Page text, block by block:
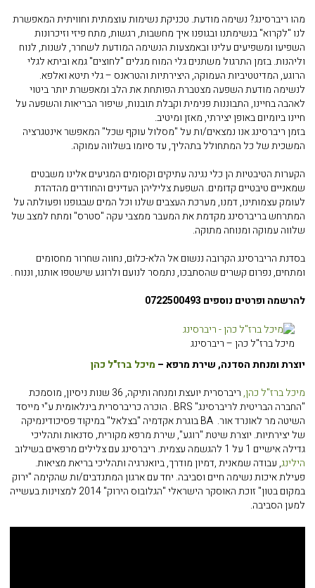
מהו ריברסינג? נשימה מודעת. טכניקת נשימות עוצמתית וחוויתית המאפשרת
לנו "לקרוא" בנשימתנו ובגופנו איך מחשבות, רגשות, מתח פיזי וזיכרונות
השפיעו ומשפיעים עלינו ובאמצעות הנשימה המודעת לשחרר, לשנות, לנוח
וליהנות. בזמן התרגול משתנים גלי המוח מגלים "לחוצים" גמא וביתא לגלי
הרוגע, המדיטטיביות העמוקה, היצירתיות והטראנס – גלי תיטא ואלפא.
לנשימה מודעת השפעה מצטברת הפותחת את הלב ומאפשרת יותר ביטוי
לאהבה בחיינו, התבוננות פנימית וקבלת תובנות, שיפור הבריאות והשפעה על
חיינו ביומיום באופן יצירתי, מאזן ומיטיב.
בזמן ריברסינג אנו נמצאים/ות על "מסלול עוקף שכל" המאפשר אינטגרציה
המשכית של כל המתחולל בתהליך, עד סיומו בשלווה עמוקה.
הקערות הטיבטיות הן כלי נגינה עתיקים וקסומים המגיעים אלינו משבטים
שמאניים טיבטיים קדומים. השפעת צליליהן העדינים והחודרים מהדהדת
לעומק עצמותינו, דמנו, מערכת העצבים שלנו וכל המים שבגופנו ופעולתה על
המתרחש בריברסינג מקדמת את המעבר ממצבי עקה "סטרס" ומתח למצב של
שלווה עמוקה ומנוחה מתוקה.
בסדנת הריברסינג הקרובה ננשום אל הלא-כלום, נחווה שחרור מחסומים
ומתחים, נפרום קשרים שהסתבכו, נתמסר לנועם ולרוגע שישטפו אותנו, וננוח .
להרשמה ופרטים נוספים 0722500493
מיכל ברז"ל כהן – ריברסינג
יוצרת ומנחת הסדנה, שירת מרפא – מיכל ברז"ל כהן
מיכל ברז"ל כהן,
ריברסרית יועצת ומנחה ותיקה, 36 שנות ניסיון, מוסמכת
"החברה הבריטית לריברסינג" BRS . הוכרה כריברסרית בינלאומית ע"י מייסד
השיטה מר לאונרד אור. BA בוגרת אקדמיה "בצלאל" במיקוד פסיכודינמיקה
של יצירתיות. יוצרת שיטת "רוגע", שירת מרפא מקורית, סדנאות ותהליכי
גדילה אישיים 1 על 1 להגשמה עצמית. ריברסינג עם צלילים מרפאים בשילוב
הילינג, עבודה שמאנית ,דמיון מודרך, ביואנרגיה ותהליכי בריאת מציאות.
פעילת איכות נשימה חיים וסביבה. יחד עם ארגון המתנדבים/ות שהקימה "ירוק
במקום בטון" זוכת האוסקר הישראלי "הגלובוס הירוק" 2014 למצוינות בעשייה
למען הסביבה.